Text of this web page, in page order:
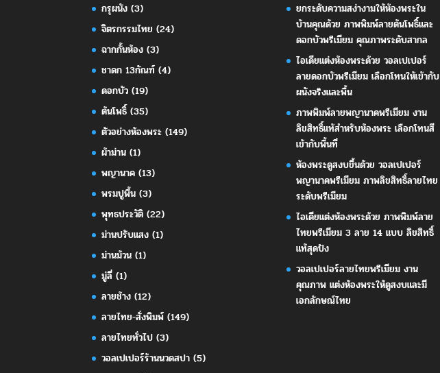
กรุผนัง (3)
จิตรกรรมไทย (24)
ฉากกั้นห้อง (3)
ชาดก 13กัณฑ์ (4)
ดอกบัว (19)
ต้นโพธิ์ (35)
ตัวอย่างห้องพระ (149)
ผ้าม่าน (1)
พญานาค (13)
พรมปูพื้น (3)
พุทธประวัติ (22)
ม่านปรับแสง (1)
ม่านม้วน (1)
มู่ลี่ (1)
ลายช้าง (12)
ลายไทย-สั่งพิมพ์ (149)
ลายไทยทั่วไป (3)
วอลเปเปอร์ร้านนวดสปา (5)
ยกระดับความสง่างามให้ห้องพระใน
บ้านคุณด้วย ภาพพิมพ์ลายต้นโพธิ์และ
ดอกบัวพรีเมียม คุณภาพระดับสากล
ไอเดียแต่งห้องพระด้วย วอลเปเปอร์
ลายดอกบัวพรีเมียม เลือกโทนให้เข้ากับ
ผนังจริงและพื้น
ภาพพิมพ์ลายพญานาคพรีเมียม งาน
ลิขสิทธิ์แท้สำหรับห้องพระ เลือกโทนสี
เข้ากับพื้นที่
ห้องพระดูสงบขึ้นด้วย วอลเปเปอร์
พญานาคพรีเมียม ภาพลิขสิทธิ์ลายไทย
ระดับพรีเมียม
ไอเดียแต่งห้องพระด้วย ภาพพิมพ์ลาย
ไทยพรีเมียม 3 ลาย 14 แบบ ลิขสิทธิ์
แท้สุดปัง
วอลเปเปอร์ลายไทยพรีเมียม งาน
คุณภาพ แต่งห้องพระให้ดูสงบและมี
เอกลักษณ์ไทย